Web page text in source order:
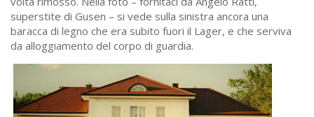
superstite di Gusen – si vede sulla sinistra ancora una
baracca di legno che era subito fuori il Lager, e che serviva
da alloggiamento del corpo di guardia.